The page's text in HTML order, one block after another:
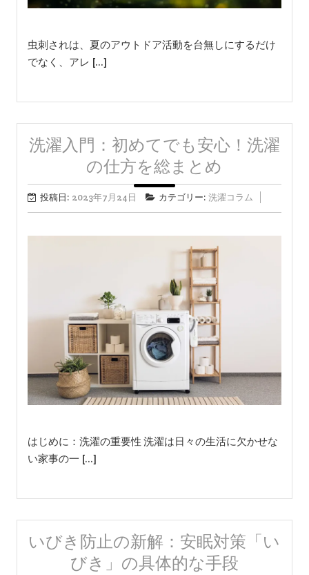
虫刺されは、夏のアウトドア活動を台無しにするだけ
でなく、アレ […]
洗濯入門：初めてでも安心！洗濯
の仕方を総まとめ
投稿日: 2023年7月24日 カテゴリー: 洗濯コラム
はじめに：洗濯の重要性 洗濯は日々の生活に欠かせな
い家事の一 […]
いびき防止の新解：安眠対策「い
びき」の具体的な手段